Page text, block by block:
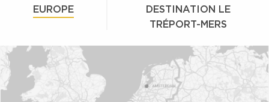
EUROPE
DESTINATION LE
TRÉPORT-MERS